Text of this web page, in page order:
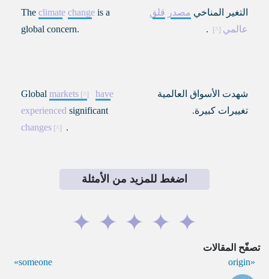
التغير المناخي مصدر قلق
عالمي
.
The climate change is a
global concern.
شهدت الأسواق العالمية
تغييرات كبيرة.
Global markets
have
experienced significant
changes
.
اضغط للمزيد من الأمثلة
✦
✦
✦
✦
✦
تصفّح المقالات
origin
someone